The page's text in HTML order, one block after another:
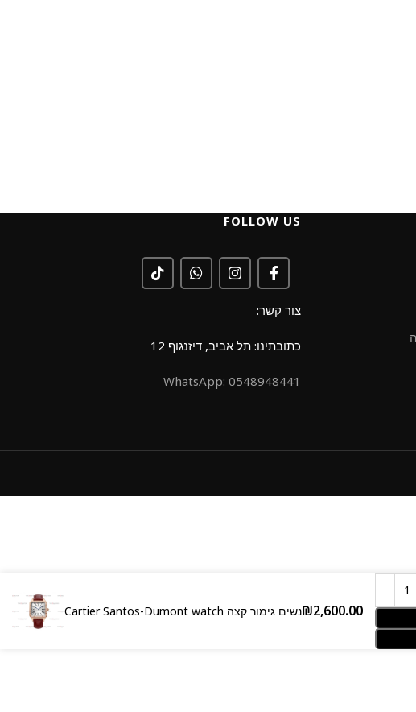
FOLLOW US
צור קשר:
כתובתינו: תל אביב, דיזנגוף 12
0548948441 :WhatsApp
Cartier Santos-Dumont watch נשים גימור קצה